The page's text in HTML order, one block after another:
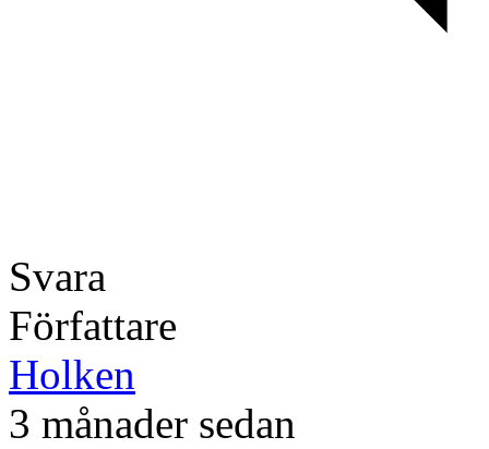
Svara
Författare
Holken
3 månader sedan